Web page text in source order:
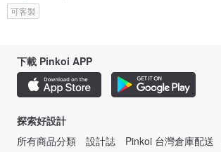
可客製
下載 Pinkoi APP
探索好設計
所有商品分類
設計誌 Pinkoi 台灣倉庫配送